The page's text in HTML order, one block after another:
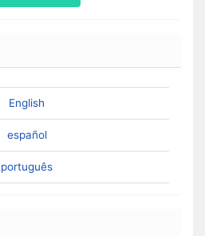
English
español
português